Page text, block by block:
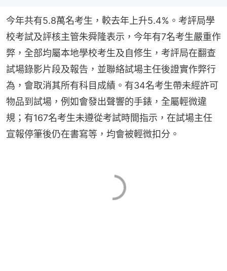
今年共有5.8萬名考生，較去年上升5.4%。考評局學
校考試及評核主管朱舜隆表示，今年有7名考生嚴重作
弊，全部均屬本地學校考生及自修生，考評局在翻查
試場錄影片段及報告，並聯絡試場主任後證實作弊行
為，會取消其所有科目成績。有34名考生帶未經許可
物品到試場，例如會發出聲響的手錶，全屬輕微違
規；有167名考生未遵從考試時間指示，在試場主任
宣報停筆後仍在書寫等，均會被輕微扣分。